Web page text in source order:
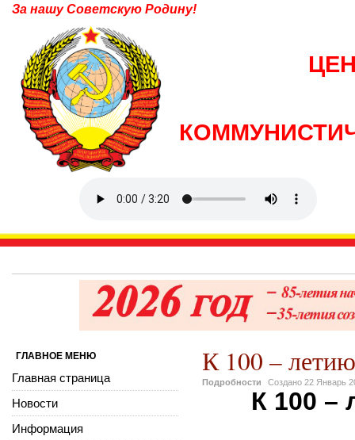
За нашу Советскую Родину!
К 100 –
Подробности Создано 22 Январь
К 100 –
ГЛАВНОЕ МЕНЮ
Главная страница
Новости
Информация